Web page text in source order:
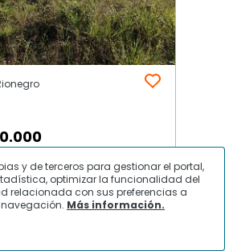
Venta, Cimarronas,
y de terceros para gestionar el portal,
optimizar la funcionalidad del
relacionada con sus preferencias a
Más información.